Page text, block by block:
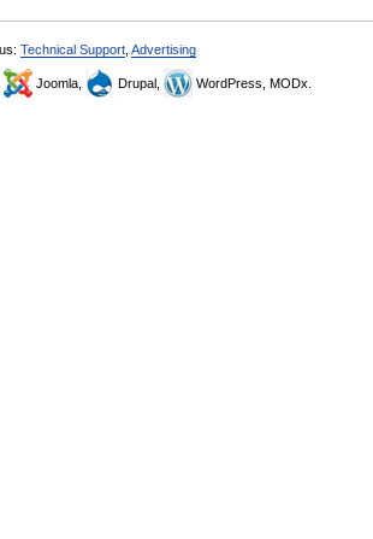
Technical Support Advertising
Joomla, Drupal, WordPress, MODx.